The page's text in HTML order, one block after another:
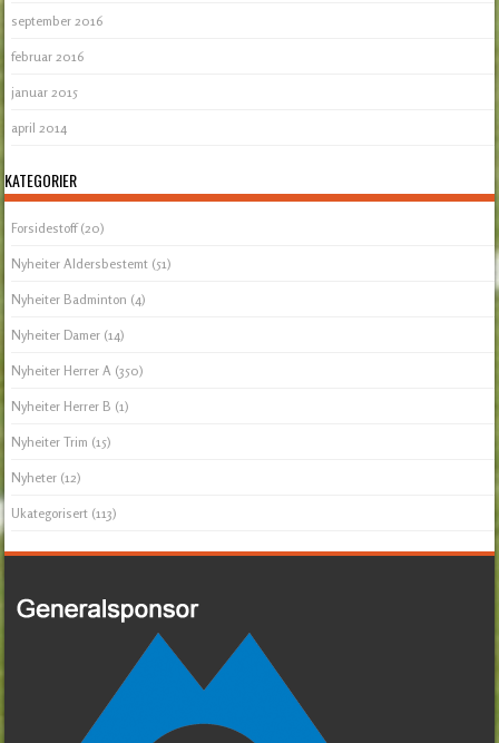
september 2016
februar 2016
januar 2015
april 2014
KATEGORIER
Forsidestoff(20)
Nyheiter Aldersbestemt (51)
Nyheiter Badminton (4)
Nyheiter Damer (14)
Nyheiter Herrer A (350)
Nyheiter Herrer B (1)
Nyheiter Trim (15)
Nyheter (12)
Ukategorisert (113)